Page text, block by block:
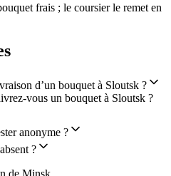
frais ; le coursier le remet en
d’un bouquet à Sloutsk ?
vous un bouquet à Sloutsk ?
anonyme ?
?
de Minsk